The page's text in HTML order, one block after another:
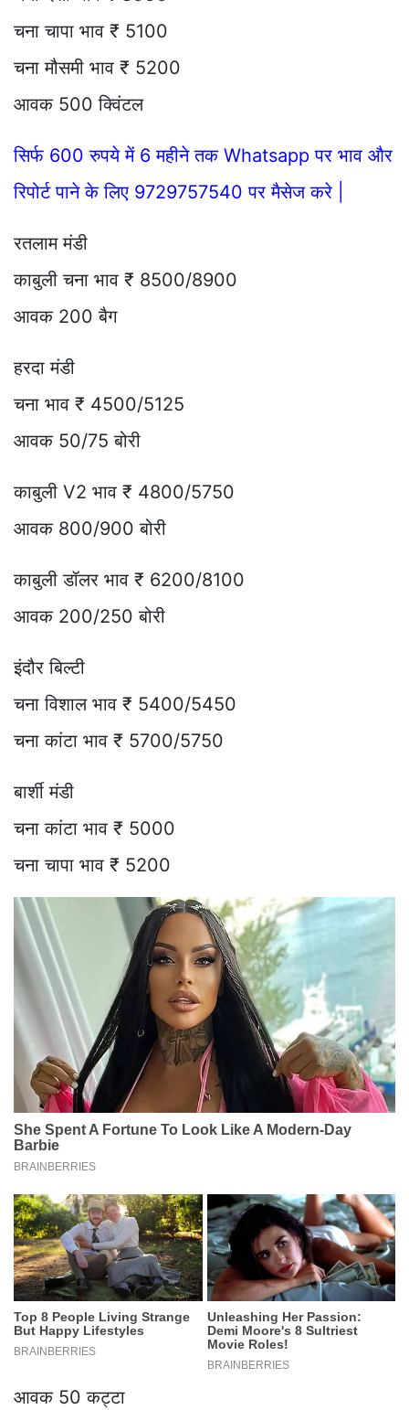
चना चापा भाव ₹ 5100
चना मौसमी भाव ₹ 5200
आवक 500 क्विंटल
सिर्फ 600 रुपये में 6 महीने तक Whatsapp पर भाव और
रिपोर्ट पाने के लिए 9729757540 पर मैसेज करे |
रतलाम मंडी
काबुली चना भाव ₹ 8500/8900
आवक 200 बैग
हरदा मंडी
चना भाव ₹ 4500/5125
आवक 50/75 बोरी
काबुली V2 भाव ₹ 4800/5750
आवक 800/900 बोरी
काबुली डॉलर भाव ₹ 6200/8100
आवक 200/250 बोरी
इंदौर बिल्टी
चना विशाल भाव ₹ 5400/5450
चना कांटा भाव ₹ 5700/5750
बार्शी मंडी
चना कांटा भाव ₹ 5000
चना चापा भाव ₹ 5200
आवक 50 कट्टा